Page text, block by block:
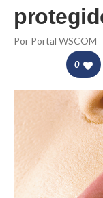
Por Portal WSCOM
0